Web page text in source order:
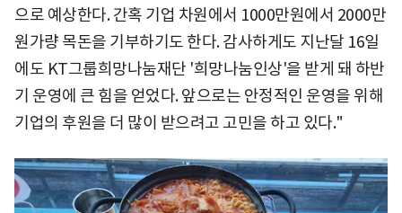
으로 예상한다. 간혹 기업 차원에서 1000만원에서 2000만
원가량 목돈을 기부하기도 한다. 감사하게도 지난달 16일
에도 KT그룹희망나눔재단 '희망나눔인상'을 받게 돼 하반
기 운영에 큰 힘을 얻었다. 앞으로는 안정적인 운영을 위해
기업의 후원을 더 많이 받으려고 고민을 하고 있다."